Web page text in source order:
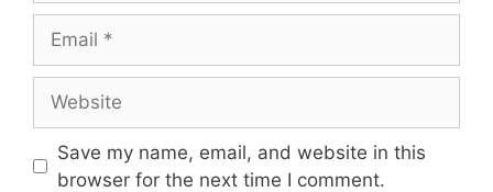
Save my name, email, and website in this
browser for the next time I comment.